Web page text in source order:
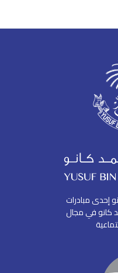
إحدى مبادرات
في مجال